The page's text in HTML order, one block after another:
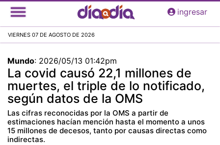
Pasar
al
principal
ingresar
VIERNES 07 DE AGOSTO DE 2026
Mundo: 2026/05/13 01:42pm
La covid causó 22,1 millones de
muertes, el triple de lo notificado,
según datos de la OMS
Las cifras reconocidas por la OMS a partir de
estimaciones hacían mención hasta el momento a unos
15 millones de decesos, tanto por causas directas como
indirectas.